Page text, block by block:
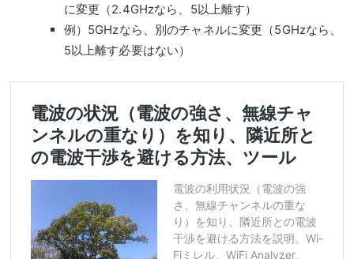
に変更（2.4GHzなら、5以上離す）
例）5GHzなら、別のチャネルに変更（5GHzなら、
5以上離す必要はない）